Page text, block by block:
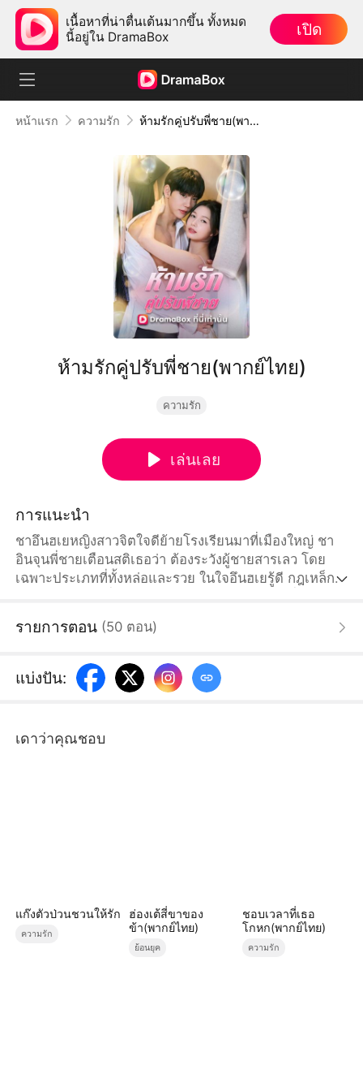
เนื้อหาที่น่าตื่นเต้นมากขึ้น ทั้งหมด
นี้อยู่ใน DramaBox
เปิด
หน้าแรก ความรัก ห้ามรักคู่ปรับพี่ชาย(พากย์ไทย)
ห้ามรักคู่ปรับพี่ชาย(พากย์ไทย)
ความรัก
เล่นเลย
การแนะนำ
ชาอึนฮเยหญิงสาวจิตใจดีย้ายโรงเรียนมาที่เมืองใหญ่ ชา
อินจุนพี่ชายเตือนสติเธอว่า ต้องระวังผู้ชายสารเลว โดย
เฉพาะประเภทที่ทั้งหล่อและรวย ในใจอึนฮเยรู้ดี กฎเหล็ก
ไป เดิมทีอึนฮเยมือใหม่หัดรักก็ต้านทานการล่อลวงทีละขั้น
ประหลาดใจที่เธอ “ไม่หวั่นไหว” กับเสน่ห์ของตัวเองเช่นกัน
รายการตอน (50 ตอน)
แบ่งปัน:
เดาว่าคุณชอบ
แก๊งตัวป่วนชวนให้รัก
ความรัก
ฮ่องเต้สี่ขาของ
ข้า(พากย์ไทย)
ย้อนยุค
ชอบเวลาที่เธอ
โกหก(พากย์ไทย)
ความรัก